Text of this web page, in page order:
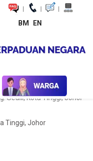
| | |
BM EN
Foto
Galeri Foto
Sedili, Kota Tinggi, Johor
Tinggi, Johor